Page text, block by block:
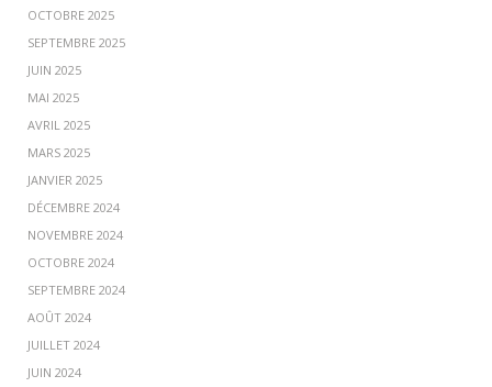
OCTOBRE 2025
SEPTEMBRE 2025
JUIN 2025
MAI 2025
AVRIL 2025
MARS 2025
JANVIER 2025
DÉCEMBRE 2024
NOVEMBRE 2024
OCTOBRE 2024
SEPTEMBRE 2024
AOÛT 2024
JUILLET 2024
JUIN 2024